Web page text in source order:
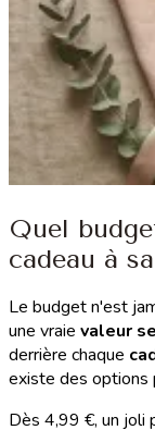
Quel
cadeau à
Le budget n'est
une vraie valeur
derrière chaque
existe des options
Dès 4,99 €, un joli